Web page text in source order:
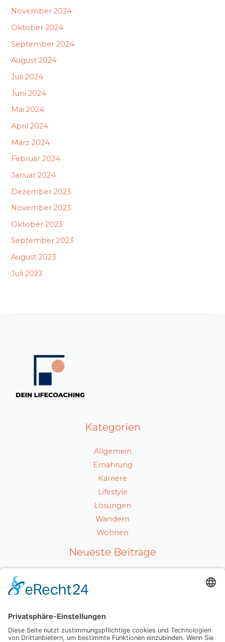
November 2024
Oktober 2024
September 2024
August 2024
Juli 2024
Juni 2024
Mai 2024
April 2024
März 2024
Februar 2024
Januar 2024
Dezember 2023
November 2023
Oktober 2023
September 2023
August 2023
Juli 2023
Kategorien
Allgemein
Ernährung
Karriere
Lifestyle
Lösungen
Wandern
Wohnen
Neueste Beiträge
Luxuriöses Haarvolumen ohne Kompromisse – so
Mit Ausstrahlung und Selbstvertrauen überzeugen
Wenn Abschiednehmen zur Herausforderung wird: